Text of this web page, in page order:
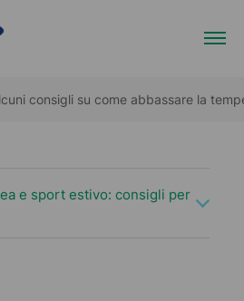
consigli su come abbassare la
e sport estivo: consigli per